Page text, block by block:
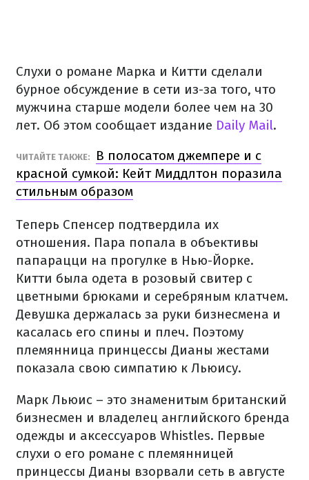
Слухи о романе Марка и Китти сделали
бурное обсуждение в сети из-за того, что
мужчина старше модели более чем на 30
лет. Об этом сообщает издание Daily Mail.
ЧИТАЙТЕ ТАКЖЕ:
В полосатом джемпере и с
красной сумкой: Кейт Миддлтон поразила
стильным образом
Теперь Спенсер подтвердила их
отношения. Пара попала в объективы
папарацци на прогулке в Нью-Йорке.
Китти была одета в розовый свитер с
цветными брюками и серебряным клатчем.
Девушка держалась за руки бизнесмена и
касалась его спины и плеч. Поэтому
племянница принцессы Дианы жестами
показала свою симпатию к Льюису.
Марк Льюис – это знаменитым британский
бизнесмен и владелец английского бренда
одежды и аксессуаров Whistles. Первые
слухи о его романе с племянницей
принцессы Дианы взорвали сеть в августе